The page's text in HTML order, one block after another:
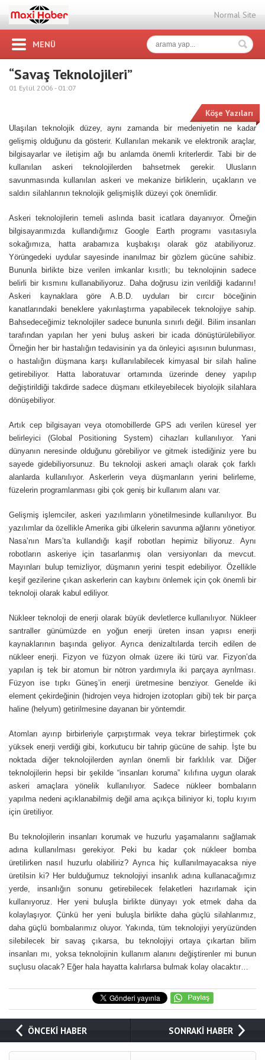
Normal Site
MENÜ
“Savaş Teknolojileri”
01 Eylül 2006 - 01:07
Köşe Yazıları
Ulaşılan teknolojik düzey, aynı zamanda bir medeniyetin ne kadar
gelişmiş olduğunu da gösterir. Kullanılan mekanik ve elektronik araçlar,
bilgisayarlar ve iletişim ağı bu anlamda önemli kriterlerdir. Tabi bir de
kullanılan askeri teknolojilerden bahsetmek gerekir. Ulusların
savunmasında kullanılan askeri ve mekanize birliklerin, uçakların ve
saldırı silahlarının teknolojik gelişmişlik düzeyi çok önemlidir.
Askeri teknolojilerin temeli aslında basit icatlara dayanıyor. Örneğin
bilgisayarımızda kullandığımız Google Earth programı vasıtasıyla
sokağımıza, hatta arabamıza kuşbakışı olarak göz atabiliyoruz.
Yörüngedeki uydular sayesinde inanılmaz bir gözlem gücüne sahibiz.
Bununla birlikte bize verilen imkanlar kısıtlı; bu teknolojinin sadece
belirli bir kısmını kullanabiliyoruz. Daha doğrusu izin verildiği kadarını!
Askeri kaynaklara göre A.B.D. uyduları bir cırcır böceğinin
kanatlarındaki beneklere yakınlaştırma yapabilecek teknolojiye sahip.
Bahsedeceğimiz teknolojiler sadece bununla sınırlı değil. Bilim insanları
tarafından yapılan her yeni buluş askeri bir icada dönüştürülebiliyor.
Örneğin her bir hastalığın tedavisinin ya da önleyici aşısının bulunması,
o hastalığın düşmana karşı kullanılabilecek kimyasal bir silah haline
getirebiliyor. Hatta laboratuvar ortamında üzerinde deney yapılıp
değiştirildiği takdirde sadece düşmanı etkileyebilecek biyolojik silahlara
dönüşebiliyor.
Artık cep bilgisayarı veya otomobillerde GPS adı verilen küresel yer
belirleyici (Global Positioning System) cihazları kullanılıyor. Yani
dünyanın neresinde olduğunu görebiliyor ve gitmek istediğiniz yere bu
sayede gidebiliyorsunuz. Bu teknoloji askeri amaçlı olarak çok farklı
alanlarda kullanılıyor. Askerlerin veya düşmanların yerini belirleme,
füzelerin programlanması gibi çok geniş bir kullanım alanı var.
Gelişmiş işlemciler, askeri yazılımların yönetilmesinde kullanılıyor. Bu
yazılımlar da özellikle Amerika gibi ülkelerin savunma ağlarını yönetiyor.
Nasa’nın Mars’ta kullandığı kaşif robotları hepimiz biliyoruz. Aynı
robotların askeriye için tasarlanmış olan versiyonları da mevcut.
Mayınları bulup temizliyor, düşmanın yerini tespit edebiliyor. Özellikle
keşif gezilerine çıkan askerlerin can kaybını önlemek için çok önemli bir
teknoloji olarak kabul ediliyor.
Nükleer teknoloji de enerji olarak büyük devletlerce kullanılıyor. Nükleer
santraller günümüzde en yoğun enerji üreten insan yapısı enerji
kaynaklarının başında geliyor. Ayrıca denizaltılarda tercih edilen de
nükleer enerji. Fizyon ve füzyon olmak üzere iki türü var. Fizyon’da
yapılan iş tek bir atomun bir nötron yardımıyla iki parçaya ayrılması.
Füzyon ise tıpkı Güneş’in enerji üretmesine benziyor. Genelde iki
element çekirdeğinin (hidrojen veya hidrojen izotopları gibi) tek bir parça
haline (helyum) getirilmesine dayanan bir yöntemdir.
Atomları ayırıp birbirleriyle çarpıştırmak veya tekrar birleştirmek çok
yüksek enerji verdiği gibi, korkutucu bir tahrip gücüne de sahip. İşte bu
noktada diğer teknolojilerden ayrılan önemli bir farklılık var. Diğer
teknolojilerin hepsi bir şekilde “insanları koruma” kılıfına uygun olarak
askeri amaçlara yönelik kullanılıyor. Sadece nükleer bombaların
yapılma nedeni açıklanabilmiş değil ama açıkça biliniyor ki, toplu kıyım
için üretiliyor.
Bu teknolojilerin insanları korumak ve huzurlu yaşamalarını sağlamak
adına kullanılması gerekiyor. Peki bu kadar çok nükleer bomba
üretilirken nasıl huzurlu olabiliriz? Ayrıca hiç kullanılmayacaksa niye
üretilsin ki? Her bulduğumuz teknolojiyi insanlık adına kullanacağımız
yerde, insanlığın sonunu getirebilecek felaketleri hazırlamak için
kullanıyoruz. Her yeni buluşla birlikte dünyayı yok etmek daha da
kolaylaşıyor. Çünkü her yeni buluşla birlikte daha güçlü silahlarımız,
daha güçlü bombalarımız oluyor. Yakında, tüm teknolojiyi yeryüzünden
silebilecek bir savaş çıkarsa, bu teknolojiyi ortaya çıkartan bilim
insanları mı, yoksa teknolojinin kullanım alanını değiştirenler mi bunun
suçlusu olacak? Eğer hala hayatta kalırlarsa bulmak kolay olacaktır…
ÖNCEKİ HABER SONRAKİ HABER